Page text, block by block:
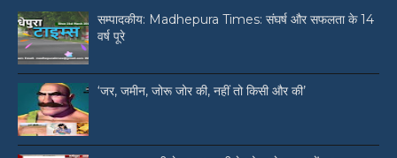
सम्पादकीय: Madhepura Times: संघर्ष और सफलता के 14
वर्ष पूरे
‘जर, जमीन, जोरू जोर की, नहीं तो किसी और की’